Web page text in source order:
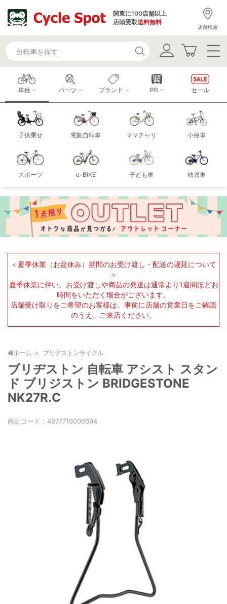
関東に100店舗以上
店頭受取送料無料
店舗検索
車種
子供乗せ 電動自転車 ママチャリ 小径車
スポーツ e-BIKE 子ども車 幼児車
パーツ ブランド PB セール
＜夏季休業（お盆休み）期間のお受け渡し・配送の遅延について
＞
夏季休業に伴い、お受け渡しや商品の発送は通常より1週間ほどお
時間をいただく場合がございます。
店舗受け取りをご希望のお客様は、事前に店舗の営業日をご確認
のうえ、ご来店ください。
ホーム ブリヂストンサイクル
ブリヂストン 自転車 アシスト スタン
ド ブリジストン BRIDGESTONE
NK27R.C
商品コード： 4977716006694